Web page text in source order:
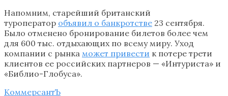
Напомним, старейший британский
туроператор объявил о банкротстве 23 сентября.
Было отменено бронирование билетов более чем
для 600 тыс. отдыхающих по всему миру. Уход
компании с рынка может привести к потере трети
клиентов ее российских партнеров — «Интуриста» и
«Библио-Глобуса».
КоммерсантЪ